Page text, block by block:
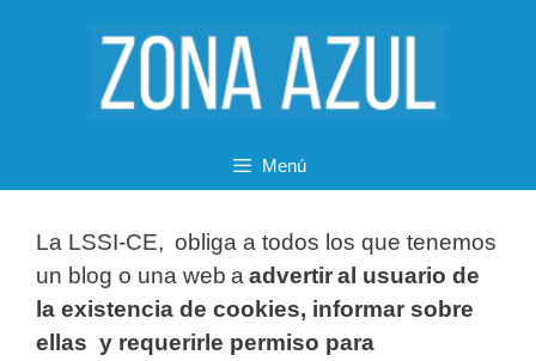
Menú
La LSSI-CE, obliga a todos los que tenemos
un blog o una web a advertir al usuario de
la existencia de cookies, informar sobre
ellas y requerirle permiso para